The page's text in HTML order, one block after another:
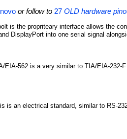
or follow to 27 OLD hardware
is the propriteary interface allows the
DisplayPort into one serial signal
EIA-562 is a very similar to TIA/EIA-232-
is an electrical standard, similar to RS-